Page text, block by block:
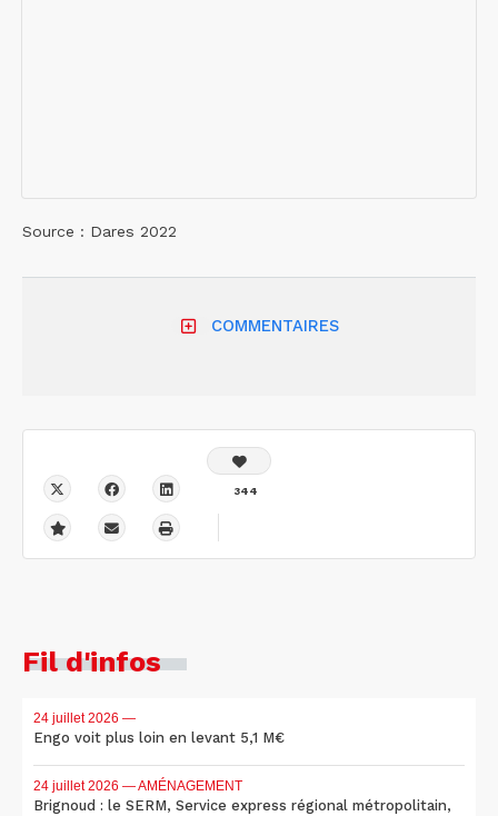
Source : Dares 2022
COMMENTAIRES
344
Fil d'infos
24 juillet 2026 —
Engo voit plus loin en levant 5,1 M€
24 juillet 2026 — AMÉNAGEMENT
Brignoud : le SERM, Service express régional métropolitain,